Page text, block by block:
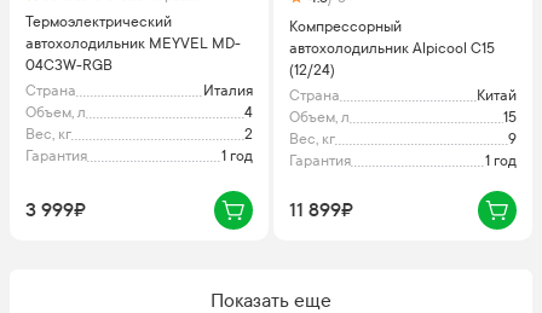
Термоэлектрический
автохолодильник MEYVEL MD-
04C3W-RGB
Страна
Италия
Объем, л
4
Вес, кг
2
Гарантия
1 год
3 999₽
Компрессорный
автохолодильник Alpicool C15
(12/24)
Страна
Китай
Объем, л
15
Вес, кг
9
Гарантия
1 год
11 899₽
Показать еще